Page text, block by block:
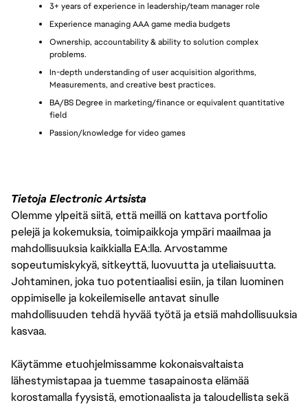
3+ years of experience in leadership/team manager role
Experience managing AAA game media budgets
Ownership, accountability & ability to solution complex
problems.
In-depth understanding of user acquisition algorithms,
Measurements, and creative best practices.
BA/BS Degree in marketing/finance or equivalent quantitative
field
Passion/knowledge for video games
Tietoja Electronic Artsista
Olemme ylpeitä siitä, että meillä on kattava portfolio
pelejä ja kokemuksia, toimipaikkoja ympäri maailmaa ja
mahdollisuuksia kaikkialla EA:lla. Arvostamme
sopeutumiskykyä, sitkeyttä, luovuutta ja uteliaisuutta.
Johtaminen, joka tuo potentiaalisi esiin, ja tilan luominen
oppimiselle ja kokeilemiselle antavat sinulle
mahdollisuuden tehdä hyvää työtä ja etsiä mahdollisuuksia
kasvaa.
Käytämme etuohjelmissamme kokonaisvaltaista
lähestymistapaa ja tuemme tasapainosta elämää
korostamalla fyysistä, emotionaalista ja taloudellista sekä